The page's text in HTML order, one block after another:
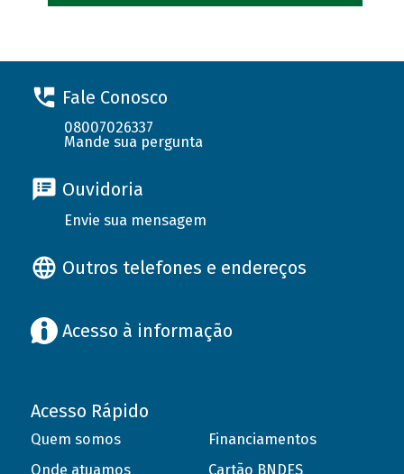
Fale Conosco
08007026337
Mande sua pergunta
Ouvidoria
Envie sua mensagem
Outros telefones e endereços
Acesso à informação
Acesso Rápido
Quem somos
Onde atuamos
Financiamentos
Cartão BNDES